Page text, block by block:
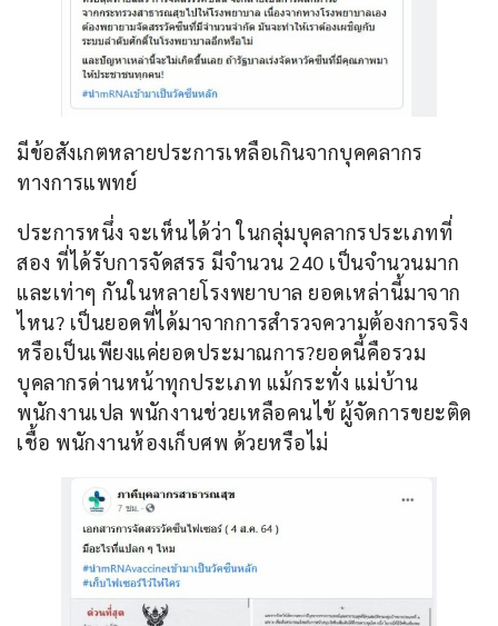
มีข้อสังเกตหลายประการเหลือเกินจากบุคคลากร
ทางการแพทย์
ประการหนึ่ง จะเห็นได้ว่า ในกลุ่มบุคลากรประเภทที่
สอง ที่ได้รับการจัดสรร มีจำนวน 240 เป็นจำนวนมาก
และเท่าๆ กันในหลายโรงพยาบาล ยอดเหล่านี้มาจาก
ไหน? เป็นยอดที่ได้มาจากการสำรวจความต้องการจริง
หรือเป็นเพียงแค่ยอดประมาณการ?ยอดนี้คือรวม
บุคลากรด่านหน้าทุกประเภท แม้กระทั่ง แม่บ้าน
พนักงานเปล พนักงานช่วยเหลือคนไข้ ผู้จัดการขยะติด
เชื้อ พนักงานห้องเก็บศพ ด้วยหรือไม่